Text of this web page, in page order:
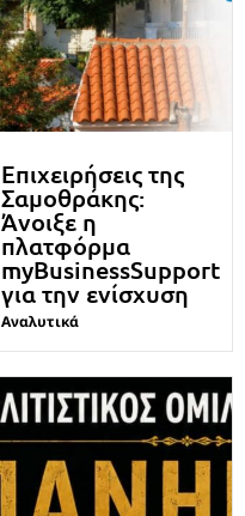
Επιχειρήσεις της
Σαμοθράκης:
Άνοιξε η
πλατφόρμα
myBusinessSupport
για την ενίσχυση
Αναλυτικά